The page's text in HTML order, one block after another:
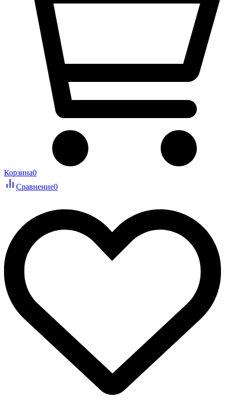
Корзина0
Сравнение0